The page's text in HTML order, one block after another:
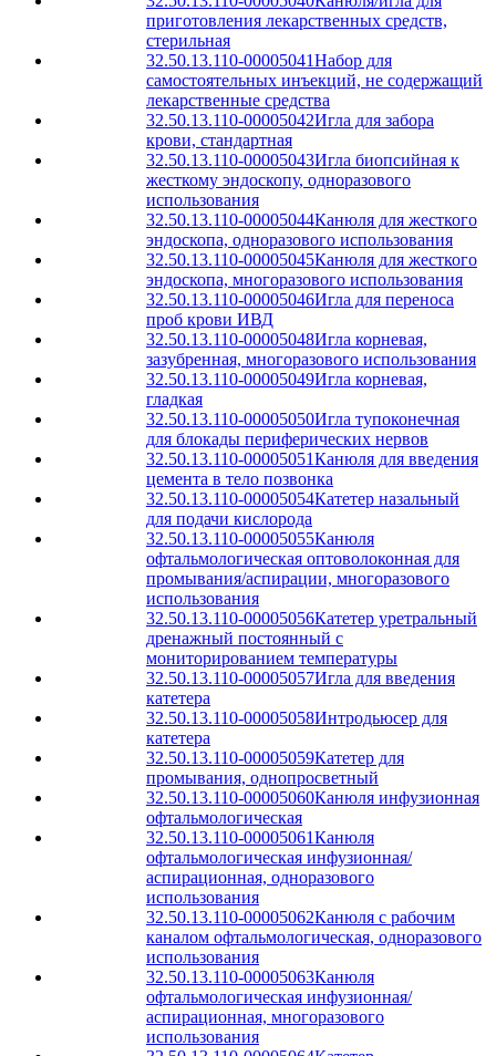
приготовления лекарственных средств,
стерильная
32.50.13.110-00005041Набор для
самостоятельных инъекций, не содержащий
лекарственные средства
32.50.13.110-00005042Игла для забора
крови, стандартная
32.50.13.110-00005043Игла биопсийная к
жесткому эндоскопу, одноразового
использования
32.50.13.110-00005044Канюля для жесткого
эндоскопа, одноразового использования
32.50.13.110-00005045Канюля для жесткого
эндоскопа, многоразового использования
32.50.13.110-00005046Игла для переноса
проб крови ИВД
32.50.13.110-00005048Игла корневая,
зазубренная, многоразового использования
32.50.13.110-00005049Игла корневая,
гладкая
32.50.13.110-00005050Игла тупоконечная
для блокады периферических нервов
32.50.13.110-00005051Канюля для введения
цемента в тело позвонка
32.50.13.110-00005054Катетер назальный
для подачи кислорода
32.50.13.110-00005055Канюля
офтальмологическая оптоволоконная для
промывания/аспирации, многоразового
использования
32.50.13.110-00005056Катетер уретральный
дренажный постоянный с
мониторированием температуры
32.50.13.110-00005057Игла для введения
катетера
32.50.13.110-00005058Интродьюсер для
катетера
32.50.13.110-00005059Катетер для
промывания, однопросветный
32.50.13.110-00005060Канюля инфузионная
офтальмологическая
32.50.13.110-00005061Канюля
офтальмологическая инфузионная/
аспирационная, одноразового
использования
32.50.13.110-00005062Канюля с рабочим
каналом офтальмологическая, одноразового
использования
32.50.13.110-00005063Канюля
офтальмологическая инфузионная/
аспирационная, многоразового
использования